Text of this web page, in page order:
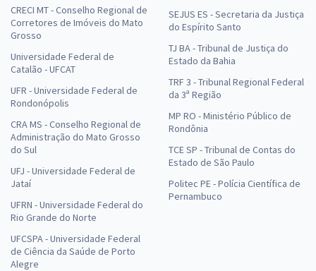
CRECI MT - Conselho Regional de
Corretores de Imóveis do Mato
Grosso
Universidade Federal de
Catalão - UFCAT
UFR - Universidade Federal de
Rondonópolis
CRA MS - Conselho Regional de
Administração do Mato Grosso
do Sul
UFJ - Universidade Federal de
Jataí
UFRN - Universidade Federal do
Rio Grande do Norte
UFCSPA - Universidade Federal
de Ciência da Saúde de Porto
Alegre
SEJUS ES - Secretaria da Justiça
do Espírito Santo
TJ BA - Tribunal de Justiça do
Estado da Bahia
TRF 3 - Tribunal Regional Federal
da 3ª Região
MP RO - Ministério Público de
Rondônia
TCE SP - Tribunal de Contas do
Estado de São Paulo
Politec PE - Polícia Científica de
Pernambuco